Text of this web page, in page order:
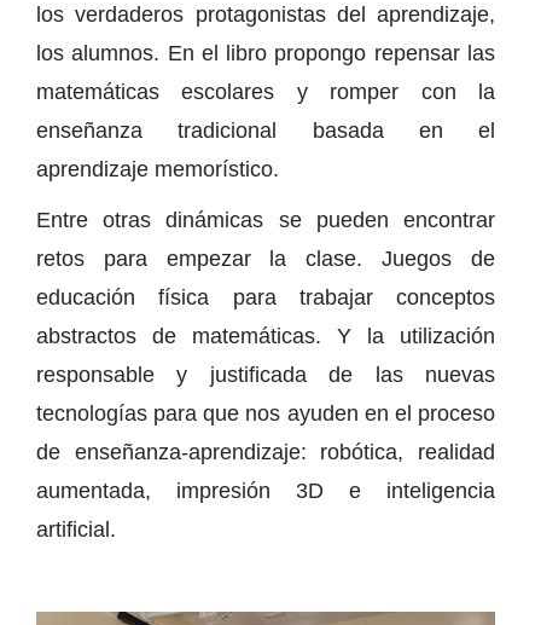
los verdaderos protagonistas del aprendizaje,
los alumnos. En el libro propongo repensar las
matemáticas escolares y romper con la
enseñanza tradicional basada en el
aprendizaje memorístico.
Entre otras dinámicas se pueden encontrar
retos para empezar la clase. Juegos de
educación física para trabajar conceptos
abstractos de matemáticas. Y la utilización
responsable y justificada de las nuevas
tecnologías para que nos ayuden en el proceso
de enseñanza-aprendizaje: robótica, realidad
aumentada, impresión 3D e inteligencia
artificial.